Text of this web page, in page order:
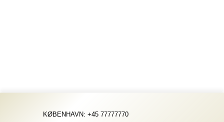
KØBENHAVN: +45 77777770